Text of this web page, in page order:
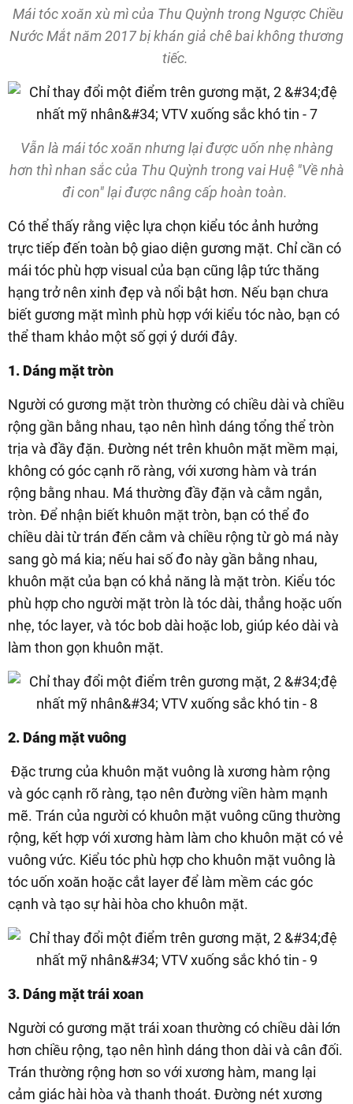
Mái tóc xoăn xù mì của Thu Quỳnh trong Ngược Chiều
Nước Mắt năm 2017 bị khán giả chê bai không thương
tiếc.
Vẫn là mái tóc xoăn nhưng lại được uốn nhẹ nhàng
hơn thì nhan sắc của Thu Quỳnh trong vai Huệ "Về nhà
đi con" lại được nâng cấp hoàn toàn.
Có thể thấy rằng việc lựa chọn kiểu tóc ảnh hưởng
trực tiếp đến toàn bộ giao diện gương mặt. Chỉ cần có
mái tóc phù hợp visual của bạn cũng lập tức thăng
hạng trở nên xinh đẹp và nổi bật hơn. Nếu bạn chưa
biết gương mặt mình phù hợp với kiểu tóc nào, bạn có
thể tham khảo một số gợi ý dưới đây.
1. Dáng mặt tròn
Người có gương mặt tròn thường có chiều dài và chiều
rộng gần bằng nhau, tạo nên hình dáng tổng thể tròn
trịa và đầy đặn. Đường nét trên khuôn mặt mềm mại,
không có góc cạnh rõ ràng, với xương hàm và trán
rộng bằng nhau. Má thường đầy đặn và cằm ngắn,
tròn. Để nhận biết khuôn mặt tròn, bạn có thể đo
chiều dài từ trán đến cằm và chiều rộng từ gò má này
sang gò má kia; nếu hai số đo này gần bằng nhau,
khuôn mặt của bạn có khả năng là mặt tròn. Kiểu tóc
phù hợp cho người mặt tròn là tóc dài, thẳng hoặc uốn
nhẹ, tóc layer, và tóc bob dài hoặc lob, giúp kéo dài và
làm thon gọn khuôn mặt.
2. Dáng mặt vuông
Đặc trưng của khuôn mặt vuông là xương hàm rộng
và góc cạnh rõ ràng, tạo nên đường viền hàm mạnh
mẽ. Trán của người có khuôn mặt vuông cũng thường
rộng, kết hợp với xương hàm làm cho khuôn mặt có vẻ
vuông vức. Kiểu tóc phù hợp cho khuôn mặt vuông là
tóc uốn xoăn hoặc cắt layer để làm mềm các góc
cạnh và tạo sự hài hòa cho khuôn mặt.
3. Dáng mặt trái xoan
Người có gương mặt trái xoan thường có chiều dài lớn
hơn chiều rộng, tạo nên hình dáng thon dài và cân đối.
Trán thường rộng hơn so với xương hàm, mang lại
cảm giác hài hòa và thanh thoát. Đường nét xương